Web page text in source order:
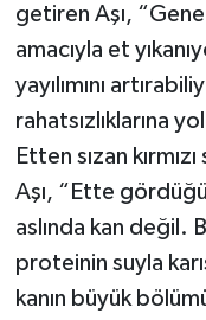
getiren Aşı,
amacıyla et
yayılımını
rahatsızlıklarına
Etten sızan
Aşı, “Ette
aslında kan değil.
proteinin suyla
kanın büyük